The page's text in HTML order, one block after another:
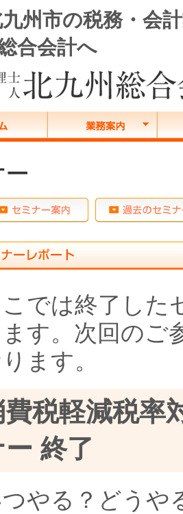
州市の税務・会
合会計へ
では終了した
ます。次回のご
ます。
税軽減税率
終了
つやる？どう